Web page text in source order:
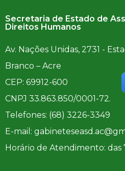
Secretaria de Estado de
Direitos Humanos
Av. Nações Unidas, 2731 -
Branco – Acre
CEP: 69912-600
CNPJ 33.863.850/0001-72.
Telefones: (68) 3226-3349
E-mail:
Horário de Atendimento: das